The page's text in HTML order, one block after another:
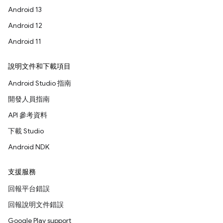
Android 13
Android 12
Android 11
說明文件和下載項目
Android Studio 指南
開發人員指南
API 參考資料
下載 Studio
Android NDK
支援服務
回報平台錯誤
回報說明文件錯誤
Google Play support